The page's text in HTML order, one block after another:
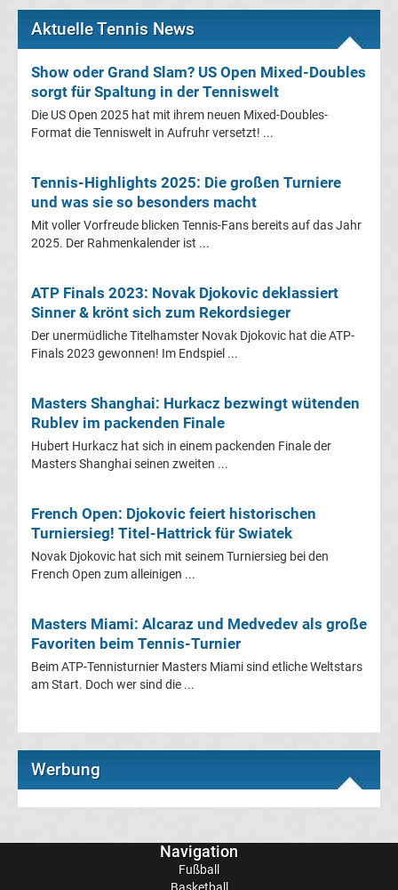
Champions
Tabelle
League
Ergebnisse
League
Europa
League
Conference
Erg.
Conference
Formel
1
Aktuelle Tennis News
Show oder Grand Slam? US Open Mixed-Doubles
sorgt für Spaltung in der Tenniswelt
Die US Open 2025 hat mit ihrem neuen Mixed-Doubles-
Format die Tenniswelt in Aufruhr versetzt! ...
Tennis-Highlights 2025: Die großen Turniere
und was sie so besonders macht
Mit voller Vorfreude blicken Tennis-Fans bereits auf das Jahr
2025. Der Rahmenkalender ist ...
ATP Finals 2023: Novak Djokovic deklassiert
Sinner & krönt sich zum Rekordsieger
Der unermüdliche Titelhamster Novak Djokovic hat die ATP-
Finals 2023 gewonnen! Im Endspiel ...
Masters Shanghai: Hurkacz bezwingt wütenden
Rublev im packenden Finale
Hubert Hurkacz hat sich in einem packenden Finale der
Masters Shanghai seinen zweiten ...
French Open: Djokovic feiert historischen
Turniersieg! Titel-Hattrick für Swiatek
Novak Djokovic hat sich mit seinem Turniersieg bei den
French Open zum alleinigen ...
Masters Miami: Alcaraz und Medvedev als große
Favoriten beim Tennis-Turnier
Beim ATP-Tennisturnier Masters Miami sind etliche Weltstars
am Start. Doch wer sind die ...
Werbung
Navigation
Fußball